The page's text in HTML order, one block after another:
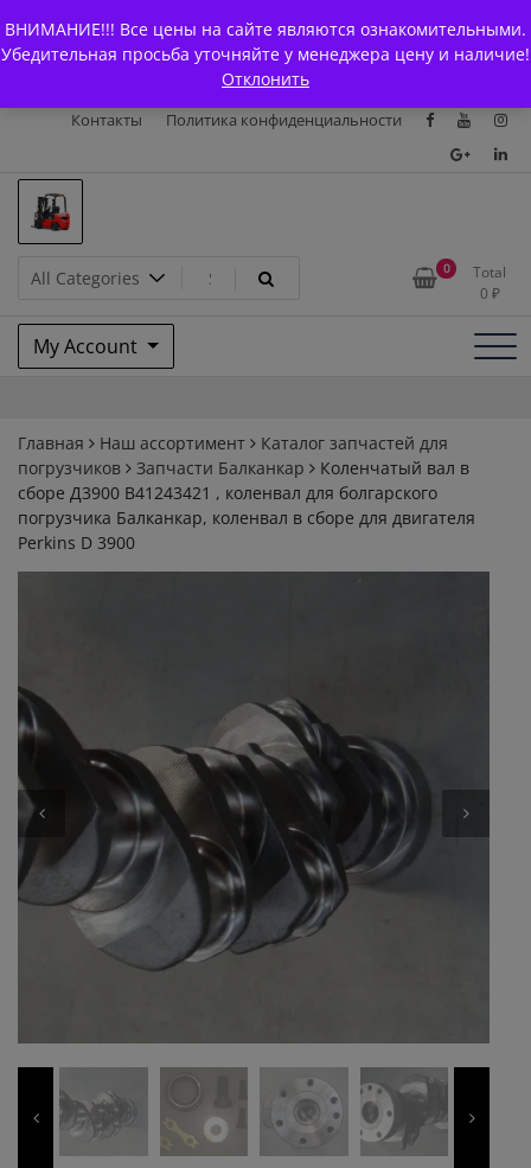
ВНИМАНИЕ!!! Все цены на сайте являются ознакомительными.
Убедительная просьба уточняйте у менеджера цену и наличие!
Отклонить
to
content
Главная
Магазин О Компании
Каталоги
Доставка и оплата
Контакты
Политика конфиденциальности
Запчасти для вилочых
погрузчиков и
электротележек Balkancar
0
Total
0 ₽
My Account
Главная Наш ассортимент
Каталог запчастей для
погрузчиков
Запчасти Балканкар
Коленчатый вал в
сборе Д3900 B41243421 , коленвал для болгарского
погрузчика Балканкар, коленвал в сборе для двигателя
Perkins D 3900